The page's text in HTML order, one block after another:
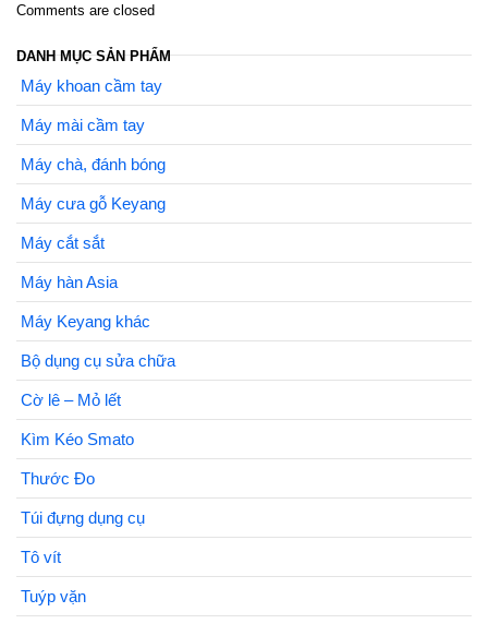
Comments are closed
DANH MỤC SẢN PHẨM
Máy khoan cầm tay
Máy mài cầm tay
Máy chà, đánh bóng
Máy cưa gỗ Keyang
Máy cắt sắt
Máy hàn Asia
Máy Keyang khác
Bộ dụng cụ sửa chữa
Cờ lê – Mỏ lết
Kìm Kéo Smato
Thước Đo
Túi đựng dụng cụ
Tô vít
Tuýp vặn